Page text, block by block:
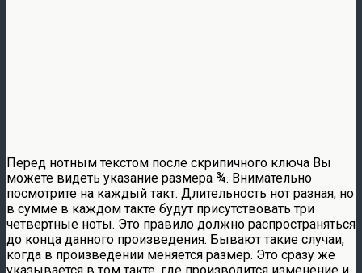
Перед нотным текстом после скрипичного ключа Вы
можете видеть указание размера ¾. Внимательно
посмотрите на каждый такт. Длительность нот разная, но
в сумме в каждом такте будут присутствовать три
четвертные ноты. Это правило должно распространяться
до конца данного произведения. Бывают такие случаи,
когда в произведении меняется размер. Это сразу же
указывается в том такте, где производится изменение и